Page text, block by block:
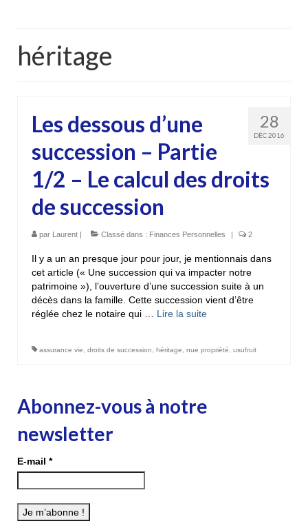
héritage
28
DÉC 2016
Les dessous d’une
succession – Partie
1/2 – Le calcul des droits
de succession
par Laurent | Classé dans : Finances Personnelles | 2
Il y a un an presque jour pour jour, je mentionnais dans
cet article (« Une succession qui va impacter notre
patrimoine »), l’ouverture d’une succession suite à un
décès dans la famille. Cette succession vient d’être
réglée chez le notaire qui … Lire la suite­­
assurance vie droits de succession héritage nue propriété usufruit
Abonnez-vous à notre
newsletter
E-mail *